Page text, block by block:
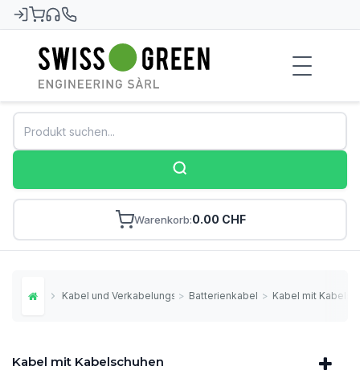
Swiss-Green
Warenkorb 0.00 CHF
Home Kabel und Verkabelungsmaterial
> Batterienkabel > Kabel mit
Kabel mit Kabelschuhen